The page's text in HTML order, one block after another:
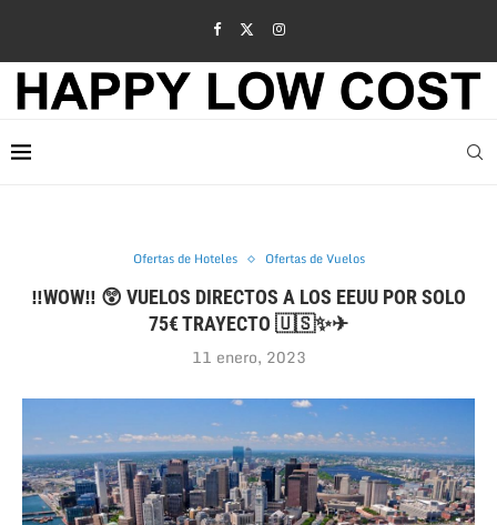
Ofertas de Hoteles Ofertas de Vuelos
‼WOW‼ 😲 VUELOS DIRECTOS A LOS EEUU POR SOLO
75€ TRAYECTO 🇺🇸✨✈
11 enero, 2023